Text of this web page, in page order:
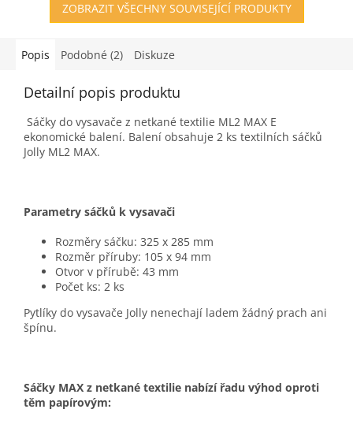
ZOBRAZIT VŠECHNY SOUVISEJÍCÍ PRODUKTY
Popis Podobné (2) Diskuze
Detailní popis produktu
Sáčky do vysavače z netkané textilie ML2 MAX E
ekonomické balení. Balení obsahuje 2 ks textilních sáčků
Jolly ML2 MAX.
Parametry sáčků k vysavači
Rozměry sáčku: 325 x 285 mm
Rozměr příruby: 105 x 94 mm
Otvor v přírubě: 43 mm
Počet ks: 2 ks
Pytlíky do vysavače Jolly nenechají ladem žádný prach ani
špínu.
Sáčky MAX z netkané textilie nabízí řadu výhod oproti
těm papírovým: